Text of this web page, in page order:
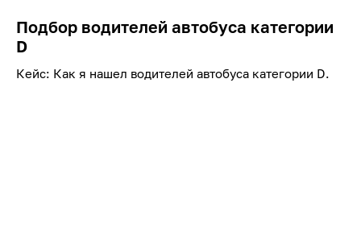
Подбор водителей автобуса категории
D
Кейс: Как я нашел водителей автобуса категории D.